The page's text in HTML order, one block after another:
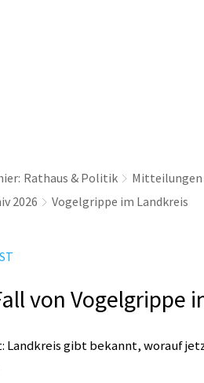
Rathaus & Politik Mitteilungen
2026
Vogelgrippe im Landkreis
von Vogelgrippe
Landkreis gibt bekannt, worauf